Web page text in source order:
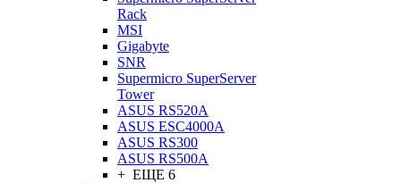
Rack
MSI
Gigabyte
SNR
Supermicro SuperServer
Tower
ASUS RS520A
ASUS ESC4000A
ASUS RS300
ASUS RS500A
+ ЕЩЕ 6